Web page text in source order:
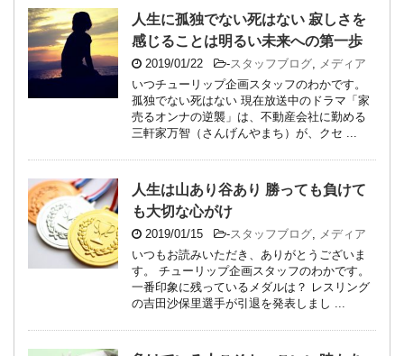
人生に孤独でない死はない 寂しさを
感じることは明るい未来への第一歩
2019/01/22 -スタッフブログ, メディア
いつチューリップ企画スタッフのわかです。
孤独でない死はない 現在放送中のドラマ「家
売るオンナの逆襲」は、不動産会社に勤める
三軒家万智（さんげんやまち）が、クセ ...
人生は山あり谷あり 勝っても負けて
も大切な心がけ
2019/01/15 -スタッフブログ, メディア
いつもお読みいただき、ありがとうございま
す。 チューリップ企画スタッフのわかです。
一番印象に残っているメダルは？ レスリング
の吉田沙保里選手が引退を発表しまし ...